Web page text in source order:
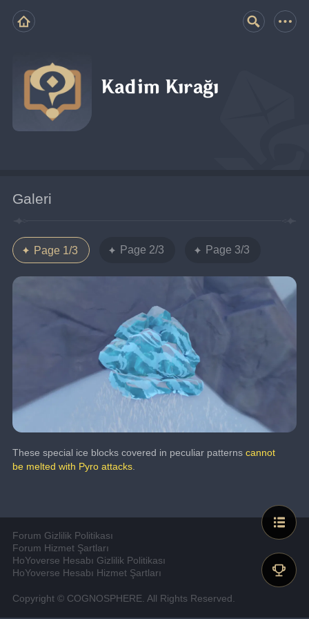
Kadim Kırağı
Galeri
Page 1/3 Page 2/3 Page 3/3
These special ice blocks covered in peculiar patterns cannot
be melted with Pyro attacks
Forum Gizlilik Politikası
Forum Hizmet Şartları
HoYoverse Hesabı Gizlilik Politikası
HoYoverse Hesabı Hizmet Şartları
Copyright © COGNOSPHERE. All Rights Reserved.